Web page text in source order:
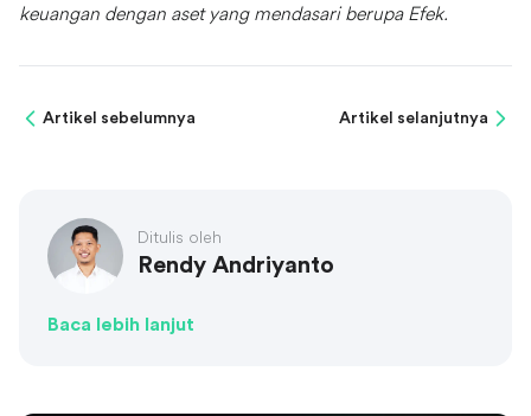
keuangan dengan aset yang mendasari berupa Efek.
Artikel sebelumnya Artikel selanjutnya
Ditulis oleh
Rendy Andriyanto
Baca lebih lanjut